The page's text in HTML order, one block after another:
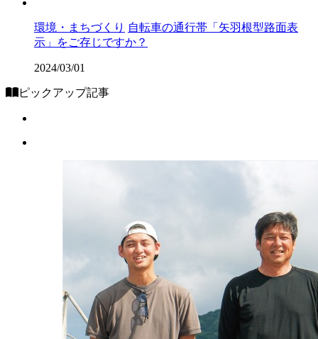
環境・まちづくり 自転車の通行帯「矢羽根型路面表
示」をご存じですか？
2024/03/01
ピックアップ記事